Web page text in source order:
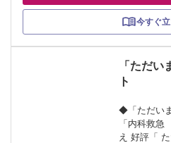
今すぐ
「ただい
ト
◆「ただい
「内科救
え 好評「